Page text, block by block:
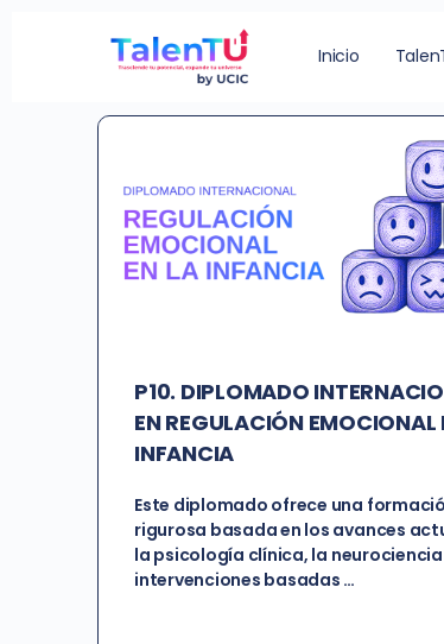
Inicio
Etiqueta de
P10. DIPLOMADO
EN REGULACIÓN EMOCIONAL
INFANCIA
Este diplomado ofrece una
rigurosa basada en los avances
la psicología clínica, la neurociencia
intervenciones basadas …